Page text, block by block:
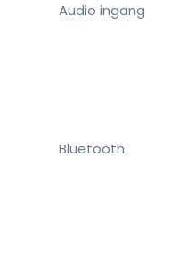
Audio ingang
Bluetooth